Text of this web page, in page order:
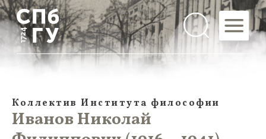
Коллектив Института философии
Иванов Николай